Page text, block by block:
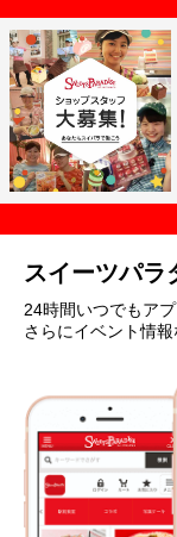
スイーツパラ
24時間いつでもア
さらにイベント情報